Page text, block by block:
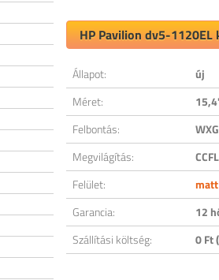
HP Pavilion dv5-
Állapot:
új
Méret:
Felbontás:
Megvilágítás:
CCFL
Felület:
matt
Garancia:
12
Szállítási költség:
0 Ft